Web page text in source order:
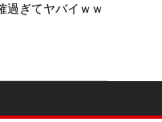
過ぎてヤバイｗｗ